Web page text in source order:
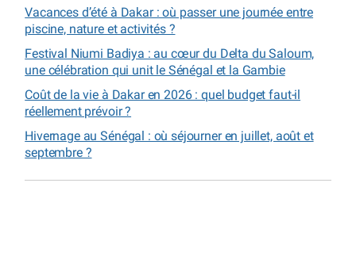
Vacances d’été à Dakar : où passer une journée entre
piscine, nature et activités ?
Festival Niumi Badiya : au cœur du Delta du Saloum,
une célébration qui unit le Sénégal et la Gambie
Coût de la vie à Dakar en 2026 : quel budget faut-il
réellement prévoir ?
Hivernage au Sénégal : où séjourner en juillet, août et
septembre ?